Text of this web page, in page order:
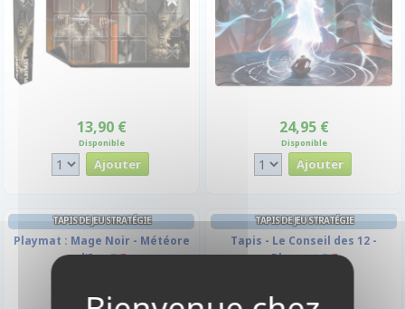
13,90 €
Disponible
24,95 €
Disponible
TAPIS DE JEU STRATÉGIE
Playmat : Mage Noir - Météore
d'Ina
TAPIS DE JEU STRATÉGIE
Tapis - Le Conseil des 12 -
Playmat